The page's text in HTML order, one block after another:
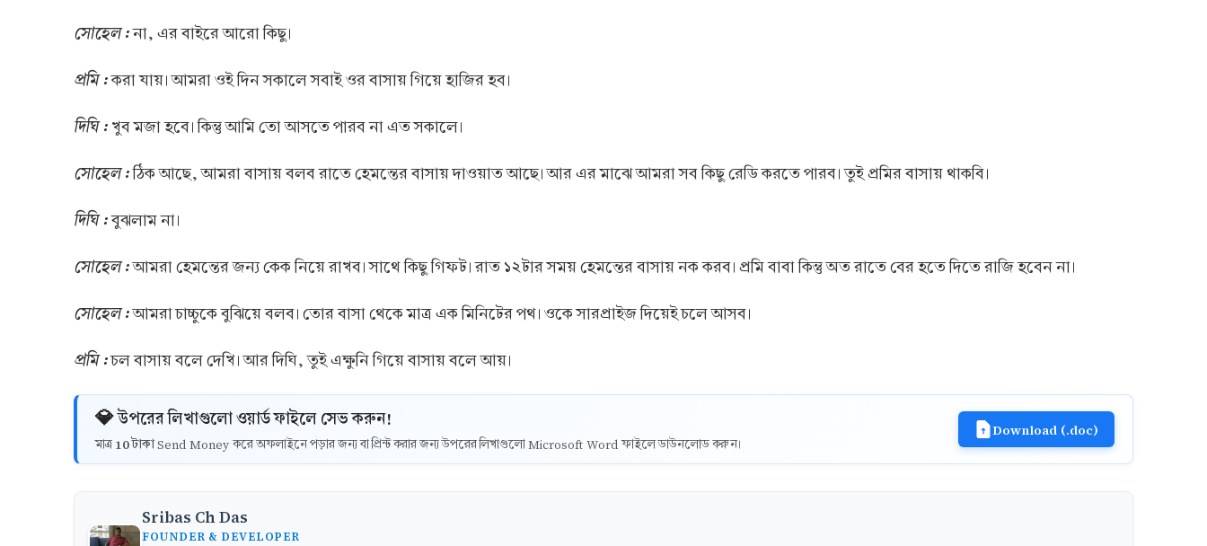
সোহেল :না, এর বাইরে আরো কিছু।
প্রমি :করা যায়। আমরা ওই দিন সকালে সবাই ওর বাসায় গিয়ে হাজির হব।
দিঘি : খুব মজা হবে। কিন্তু আমি তো আসতে পারব না এত সকালে।
সোহেল :ঠিক আছে, আমরা বাসায় বলব রাতে হেমন্তের বাসায় দাওয়াত আছে। আর এর মাঝে আমরা সব কিছু রেডি করতে পারব। তুই প্রমির বাসায় থাকবি।
দিঘি :বুঝলাম না।
সোহেল :আমরা হেমন্তের জন্য কেক নিয়ে রাখব। সাথে কিছু গিফট। রাত ১২টার সময় হেমন্তের বাসায় নক করব। প্রমি বাবা কিন্তু অত রাতে বের হতে দিতে রাজি হবেন না।
সোহেল :আমরা চাচ্চুকে বুঝিয়ে বলব। তোর বাসা থেকে মাত্র এক মিনিটের পথ। ওকে সারপ্রাইজ দিয়েই চলে আসব।
প্রমি :চল বাসায় বলে দেখি। আর দিঘি, তুই এক্ষুনি গিয়ে বাসায় বলে আয়।
💎 উপরের লিখাগুলো ওয়ার্ড ফাইলে সেভ করুন!
মাত্র 10 টাকাSend Money করে অফলাইনে পড়ার জন্য বা প্রিন্ট করার জন্য উপরের লিখাগুলো Microsoft Word ফাইলে ডাউনলোড করুন।
Download (.doc)
Sribas Ch Das
FOUNDER & DEVELOPER